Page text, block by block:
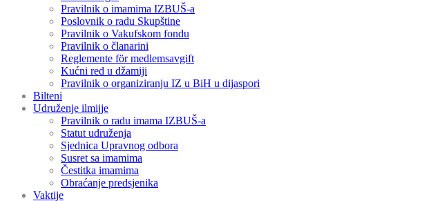
Pravilnik o imamima IZBUŠ-a
Poslovnik o radu Skupštine
Pravilnik o Vakufskom fondu
Pravilnik o članarini
Reglemente för medlemsavgift
Kućni red u džamiji
Pravilnik o organiziranju IZ u BiH u dijaspori
Bilteni
Udruženje ilmijje
Pravilnik o radu imama IZBUŠ-a
Statut udruženja
Sjednica Upravnog odbora
Susret sa imamima
Čestitka imamima
Obraćanje predsjenika
Vaktije